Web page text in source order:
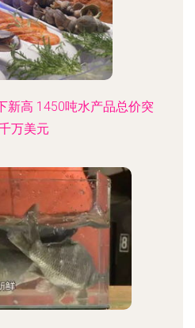
新高 1450吨水产品总价突
万美元